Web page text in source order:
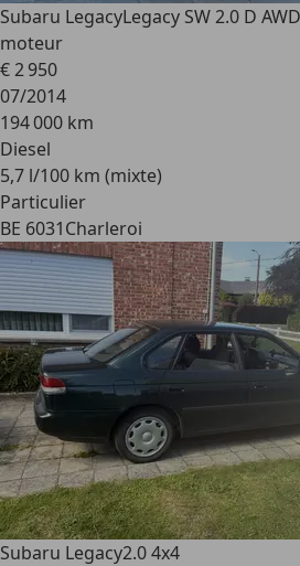
Subaru LegacyLegacy SW 2.0 D
moteur
€ 2 950
07/2014
194 000 km
Diesel
5,7 l/100 km (mixte)
Particulier
BE 6031Charleroi
Subaru Legacy2.0 4x4